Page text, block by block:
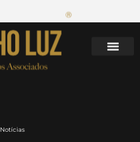
Notícias